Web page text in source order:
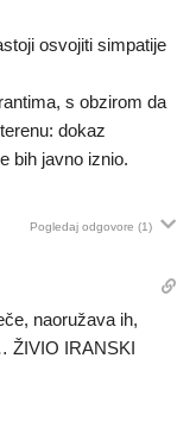
osvojiti simpatije
s obzirom da
dokaz
bih javno iznio.
Pogledaj odgovore (1)
naoružava ih,
ŽIVIO IRANSKI